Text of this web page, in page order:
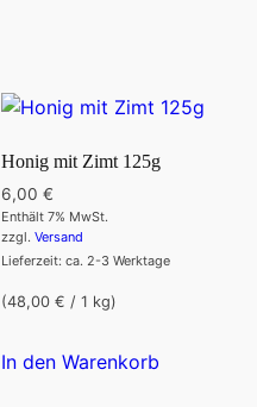
Honig mit Zimt 125g
6,00 €
Enthält 7% MwSt.
zzgl. Versand
Lieferzeit: ca. 2-3 Werktage
(48,00 € / 1 kg)
In den Warenkorb